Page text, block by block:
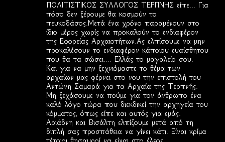
ΠΟΛΙΤΙΣΤΙΚΟΣ ΣΥΛΛΟΓΟΣ ΤΕΡΠΝΗΣ είπε... Για
πόσο δεν ξέρουμε θα κοσμούν το
πευκοδάσος.Μετά ένα χρόνο παραμένουν στο
ίδιο μέρος χωρίς να προκαλούν το ενδιαφέρον
της Εφορείας Αρχαιοτήτων.Ας ελπίσουμε να μην
προκαλέσουν το ενδιαφέρον κάποιου ευαίσθητου
που θα τα σώσει.... Ελλάς το μαγαλείο σου.
Και για να μην ξεχνιόμαστε το θέμα των
αρχαίων μας φέρνει στο νου την επιστολή του
Αντώνη Σαμαρά για τα Αρχαία της Τερπνής.
Μη ξεχάσουμε να πούμε για τον άνθρωπο ένα
καλό λόγο τώρα που διεκδικεί την αρχηγεία του
κόμματος, όπως είπε και αυτός για εμάς.
Αριάδνη και Βισάλτη ελπίζουμε μετά από τη
διπλή σας προσπάθεια να γίνει κάτι. Είναι κρίμα